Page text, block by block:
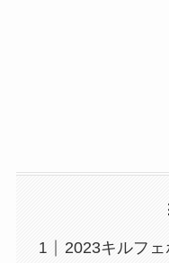
2023キルフ